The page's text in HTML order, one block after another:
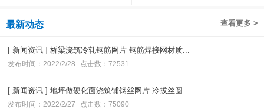
查看更多 >
最新动态
[ 新闻资讯 ] 桥梁浇筑冷轧钢筋网片 钢筋焊接网材质...
发布时间：2022/2/28 点击数：72531
[ 新闻资讯 ] 地坪做硬化面浇筑铺钢丝网片 冷拔丝圆...
发布时间：2022/2/27 点击数：75090